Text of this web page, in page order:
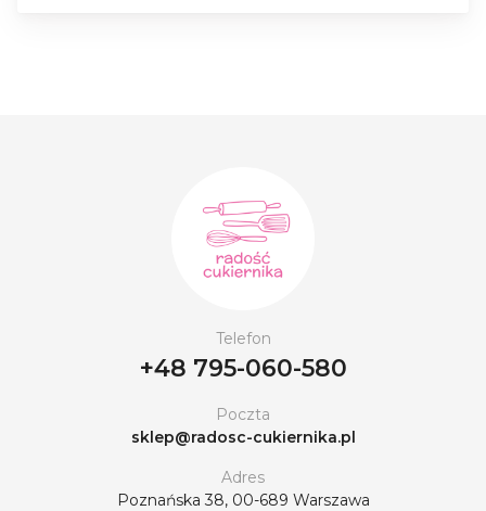
Telefon
+48 795-060-580
Poczta
sklep@radosc-cukiernika.pl
Adres
Poznańska 38, 00-689 Warszawa